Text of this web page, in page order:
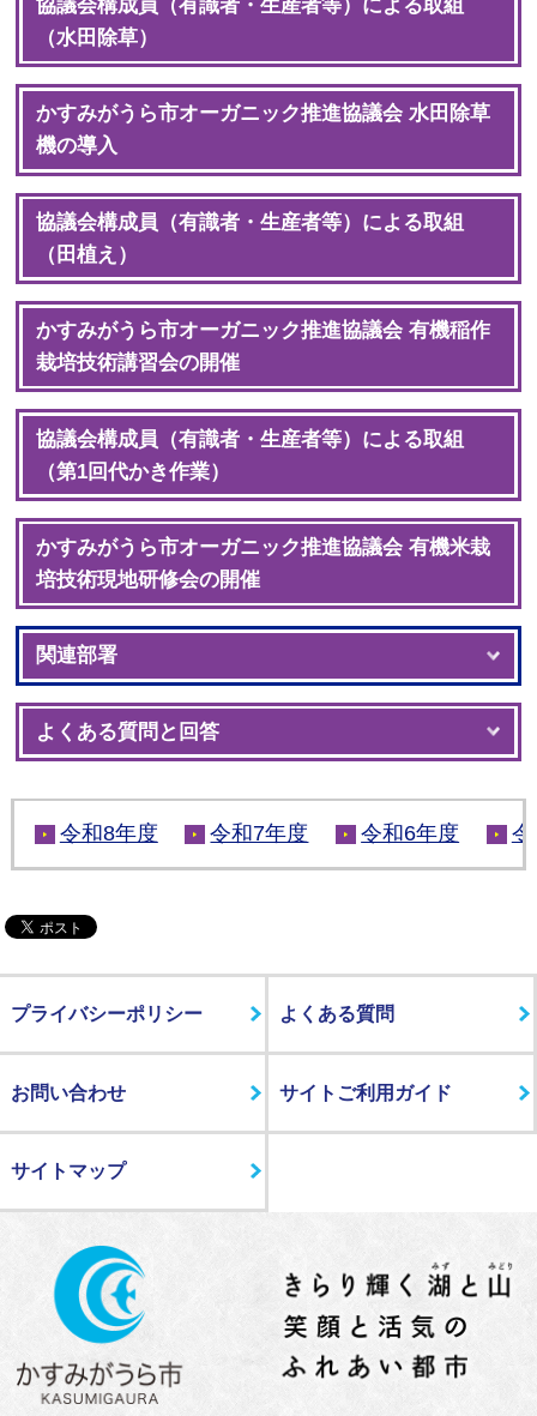
協議会構成員（有識者・生産者等）による取組
（水田除草）
かすみがうら市オーガニック推進協議会 水田除草
機の導入
協議会構成員（有識者・生産者等）による取組
（田植え）
かすみがうら市オーガニック推進協議会 有機稲作
栽培技術講習会の開催
協議会構成員（有識者・生産者等）による取組
（第1回代かき作業）
かすみがうら市オーガニック推進協議会 有機米栽
培技術現地研修会の開催
関連部署
よくある質問と回答
令和8年度 令和7年度 令和6年度
プライバシーポリシー よくある質問
お問い合わせ サイトご利用ガイド
サイトマップ